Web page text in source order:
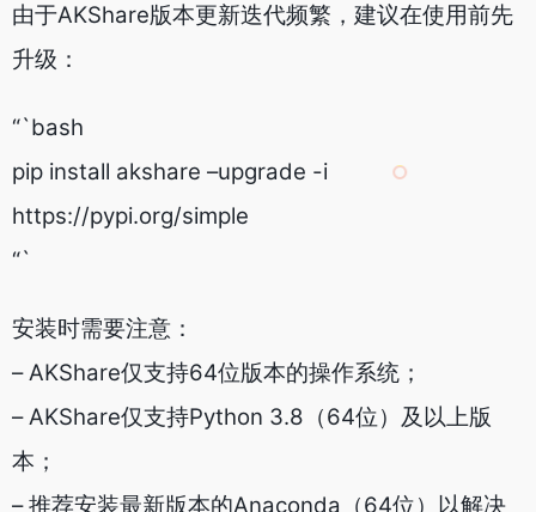
由于AKShare版本更新迭代频繁，建议在使用前先
升级：
“`bash
pip install akshare –upgrade -i
https://pypi.org/simple
“`
安装时需要注意：
– AKShare仅支持64位版本的操作系统；
– AKShare仅支持Python 3.8（64位）及以上版
本；
– 推荐安装最新版本的Anaconda（64位）以解决